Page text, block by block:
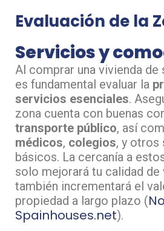
Evaluación de la
Servicios y
Al comprar una vivienda de
es fundamental evaluar la
servicios esenciales.
zona cuenta con buenas
transporte público, así
médicos, colegios, y otros
básicos. La cercanía a
solo mejorará tu calidad de
también incrementará el
propiedad a largo plazo​ (
Spainhouses.net)​.